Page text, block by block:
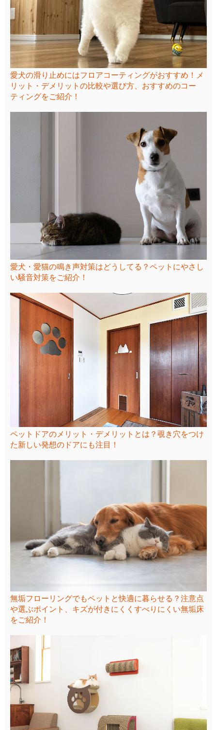
愛犬の滑り止めにはフロアコーティングがおすすめ！メ
リット・デメリットの比較や選び方、おすすめのコー
ティングをご紹介！
愛犬・愛猫の鳴き声対策はどうしてる？ペットにやさし
い騒音対策をご紹介！
ペットドアのメリット・デメリットとは？覗き穴をつけ
た新しい発想のドアにも注目！
無垢フローリングでもペットと快適に暮らせる？注意点
や選ぶポイント、キズが付きにくくすべりにくい無垢床
をご紹介！